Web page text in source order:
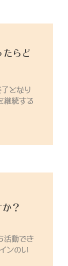
たらど
となり
継続する
？
活動でき
ンのい